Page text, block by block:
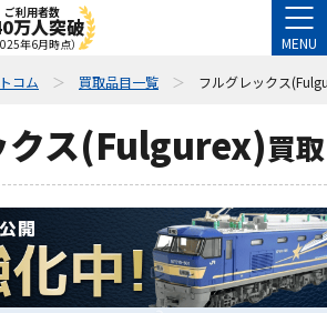
ご利用者数
万人突破
年6月時点） MENU
コム 買取品目一覧 フルグレックス
クス(Fulgurex)買取